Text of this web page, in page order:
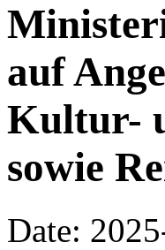
auf
Kultur-
sowie
Date: